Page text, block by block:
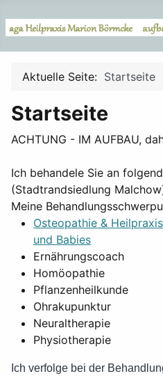
Aktuelle Seite: Startseite
Startseite
ACHTUNG - IM AUFBAU,
Ich behandele Sie an
(Stadtrandsiedlung
Meine
Osteopathie &
und Babies
Ernährungscoach
Homöopathie
Pflanzenheilkunde
Ohrakupunktur
Neuraltherapie
Physiotherapie
Ich verfolge bei der